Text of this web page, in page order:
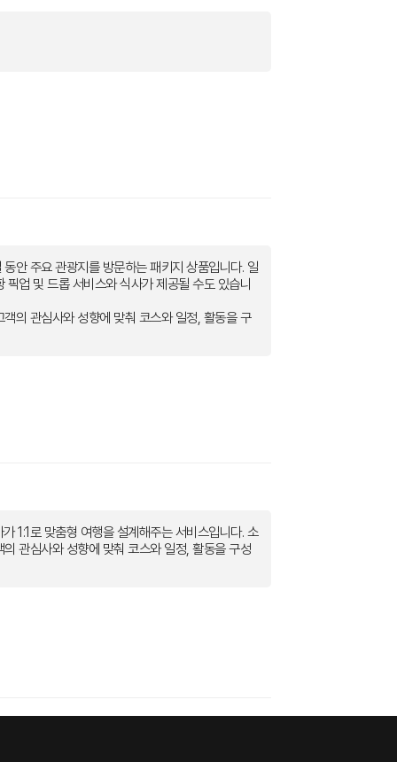
안 주요 관광지를 방문하는 패키지 상품입니다. 일
업 및 드롭 서비스와 식사가 제공될 수도 있습니
의 관심사와 성향에 맞춰 코스와 일정, 활동을 구
1:1로 맞춤형 여행을 설계해주는 서비스입니다. 소
관심사와 성향에 맞춰 코스와 일정, 활동을 구성